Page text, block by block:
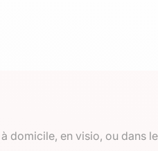
à domicile, en visio, ou dans